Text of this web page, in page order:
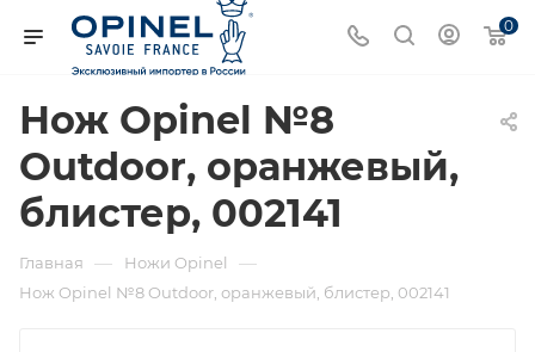
0
Нож Opinel №8
Outdoor, оранжевый,
блистер, 002141
Главная — Ножи Opinel —
Нож Opinel №8 Outdoor, оранжевый, блистер, 002141